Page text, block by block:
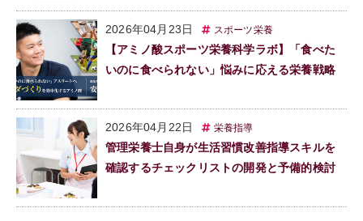
2026年04月23日 スポーツ栄養
【アミノ酸スポーツ栄養科学ラボ】「食べた
いのに食べられない」悩みに応える栄養戦略
2026年04月22日 栄養指導
管理栄養士自身が生活習慣改善指導スキルを
確認するチェックリストの開発と予備的検討